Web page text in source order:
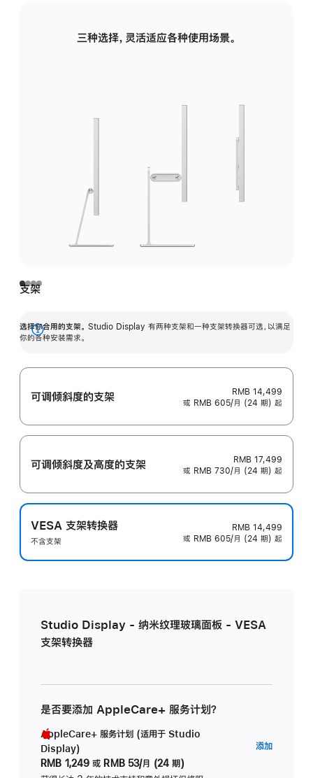
三种选择，灵活适应各种使用场景。
支架
选择你合用的支架。 Studio Display 有两种支架和一种支架转换器可选，以满足
你的各种安装需求。
展
可调倾斜度的支架
RMB 14,499
或 RMB 605/月 (24 期) 起
可调倾斜度及高‍度的支‍架
RMB 17,499
或 RMB 730/月 (24 期) 起
VESA 支架转换器
不含支架
RMB 14,499
或 RMB 605/月 (24 期) 起
Studio Display - 纳米纹理玻璃面板 - VESA
支架转换器
是否要添加 AppleCare+ 服务计划？
AppleCare+ 服务计划 (适用于 Studio
Display)
RMB 1,249 或 RMB 53/月 (24 期)
添加